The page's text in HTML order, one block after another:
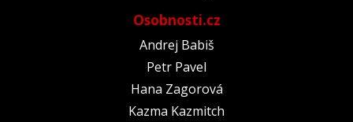
Osobnosti.cz
Andrej Babiš
Petr Pavel
Hana Zagorová
Kazma Kazmitch